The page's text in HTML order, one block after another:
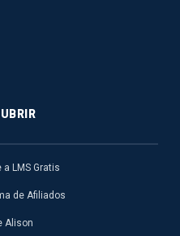
LMS Gratis
de Afiliados
Alison